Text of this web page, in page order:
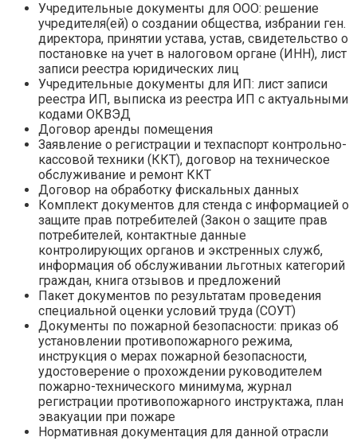
Учредительные документы для ООО: решение
учредителя(ей) о создании общества, избрании ген.
директора, принятии устава, устав, свидетельство о
постановке на учет в налоговом органе (ИНН), лист
записи реестра юридических лиц
Учредительные документы для ИП: лист записи
реестра ИП, выписка из реестра ИП с актуальными
кодами ОКВЭД
Договор аренды помещения
Заявление о регистрации и техпаспорт контрольно-
кассовой техники (ККТ), договор на техническое
обслуживание и ремонт ККТ
Договор на обработку фискальных данных
Комплект документов для стенда с информацией о
защите прав потребителей (Закон о защите прав
потребителей, контактные данные
контролирующих органов и экстренных служб,
информация об обслуживании льготных категорий
граждан, книга отзывов и предложений
Пакет документов по результатам проведения
специальной оценки условий труда (СОУТ)
Документы по пожарной безопасности: приказ об
установлении противопожарного режима,
инструкция о мерах пожарной безопасности,
удостоверение о прохождении руководителем
пожарно-технического минимума, журнал
регистрации противопожарного инструктажа, план
эвакуации при пожаре
Нормативная документация для данной отрасли